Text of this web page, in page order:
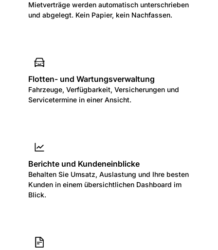
Mietverträge werden automatisch unterschrieben
und abgelegt. Kein Papier, kein Nachfassen.
Flotten- und Wartungsverwaltung
Fahrzeuge, Verfügbarkeit, Versicherungen und
Servicetermine in einer Ansicht.
Berichte und Kundeneinblicke
Behalten Sie Umsatz, Auslastung und Ihre besten
Kunden in einem übersichtlichen Dashboard im
Blick.